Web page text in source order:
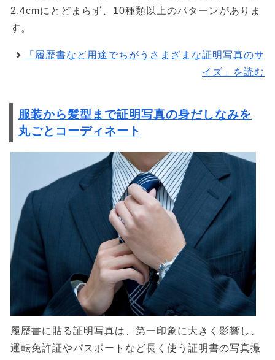
2.4cmにとどまらず、10種類以上のパターンがありま
す。
「履歴書など用途でちがうさまざまな証明写真のサ
イズ」を読む
服装から髪型まで証明写真の身だしなみを
丸ごとコーディネート
履歴書に貼る証明写真は、第一印象に大きく影響し、
運転免許証やパスポートなど長く使う証明書の写真撮